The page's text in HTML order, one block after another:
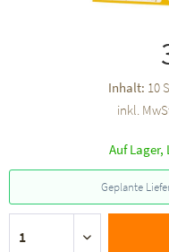
Inhalt: 10
inkl.
Auf Lager,
Geplante